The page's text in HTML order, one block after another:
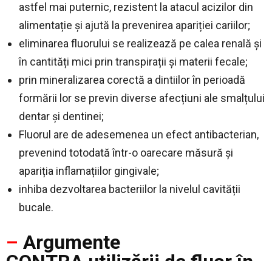
astfel mai puternic, rezistent la atacul acizilor din
alimentație și ajută la prevenirea apariției cariilor;
eliminarea fluorului se realizează pe calea renală și
în cantități mici prin transpirații și materii fecale;
prin mineralizarea corectă a dintiilor în perioadă
formării lor se previn diverse afecțiuni ale smalțului
dentar și dentinei;
Fluorul are de adesemenea un efect antibacterian,
prevenind totodată într-o oarecare măsură și
apariția inflamațiilor gingivale;
inhiba dezvoltarea bacteriilor la nivelul cavității
bucale.
– Argumente